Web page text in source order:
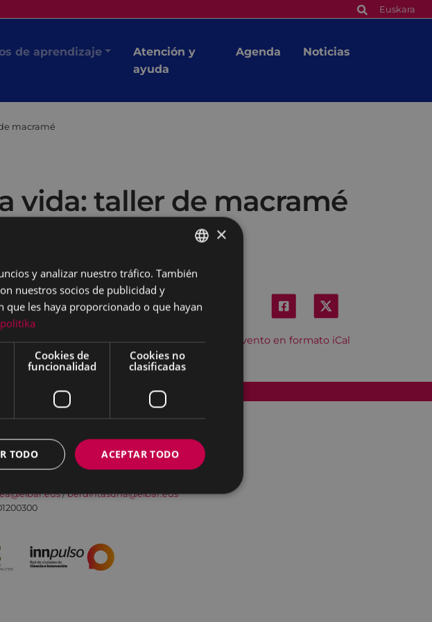
Euskara
de aprendizaje
Atención y
ayuda
Agenda Noticias
macramé
vida: taller de macramé
Descargar el evento en formato iCal
Contacto Accesibilidad
/berdintasuna@eibar.eus
BASQUE
×
y analizar nuestro tráfico. También
nuestros socios de publicidad y
les haya proporcionado o que hayan
Cookies de
funcionalidad
Cookies no
clasificadas
ACEPTAR TODO
TODO